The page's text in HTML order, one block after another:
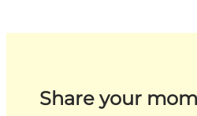
Share your